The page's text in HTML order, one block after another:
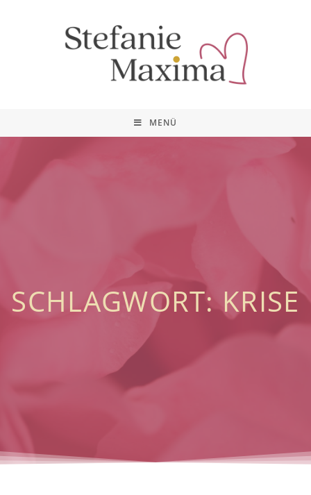
MENÜ
SCHLAGWORT: KRISE